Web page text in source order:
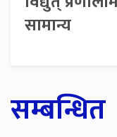
सामान्य
सम्बन्धित